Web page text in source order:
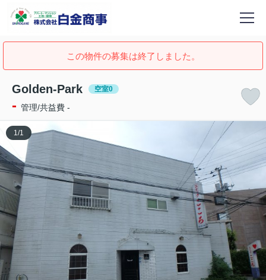
この物件の募集は終了しました。
Golden-Park 空室0
- 管理/共益費 -
1 /1